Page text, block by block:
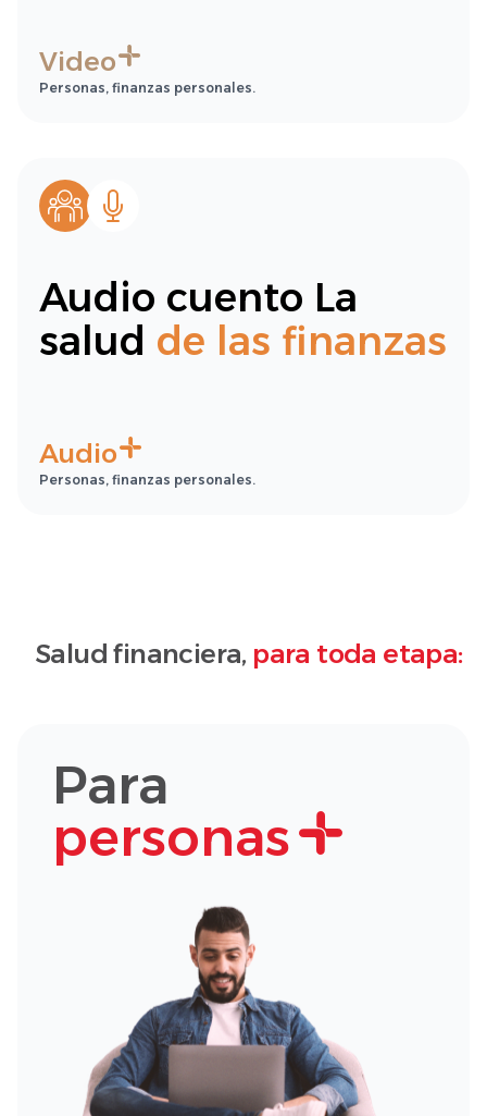
Video
Personas, finanzas personales.
Audio cuento La
salud de las finanzas
Audio
Personas, finanzas personales.
Salud financiera, para toda etapa:
Para
personas